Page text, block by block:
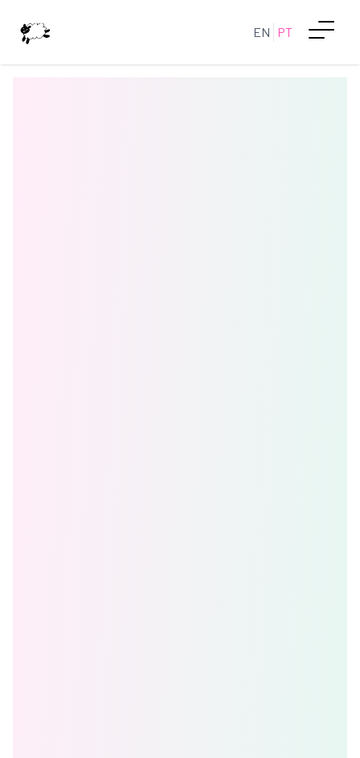
EN PT